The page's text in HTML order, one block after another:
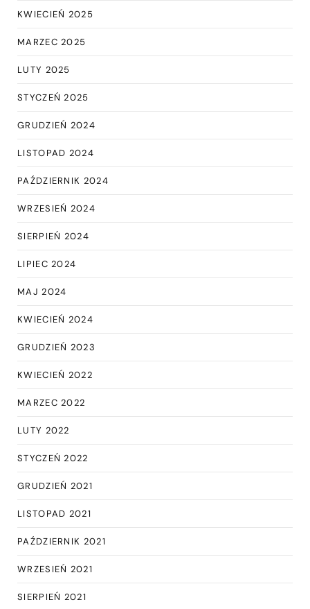
KWIECIEŃ 2025
MARZEC 2025
LUTY 2025
STYCZEŃ 2025
GRUDZIEŃ 2024
LISTOPAD 2024
PAŹDZIERNIK 2024
WRZESIEŃ 2024
SIERPIEŃ 2024
LIPIEC 2024
MAJ 2024
KWIECIEŃ 2024
GRUDZIEŃ 2023
KWIECIEŃ 2022
MARZEC 2022
LUTY 2022
STYCZEŃ 2022
GRUDZIEŃ 2021
LISTOPAD 2021
PAŹDZIERNIK 2021
WRZESIEŃ 2021
SIERPIEŃ 2021